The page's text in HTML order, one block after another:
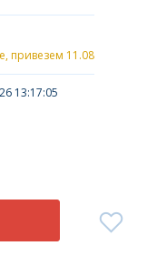
привезем 11.08
13:17:05